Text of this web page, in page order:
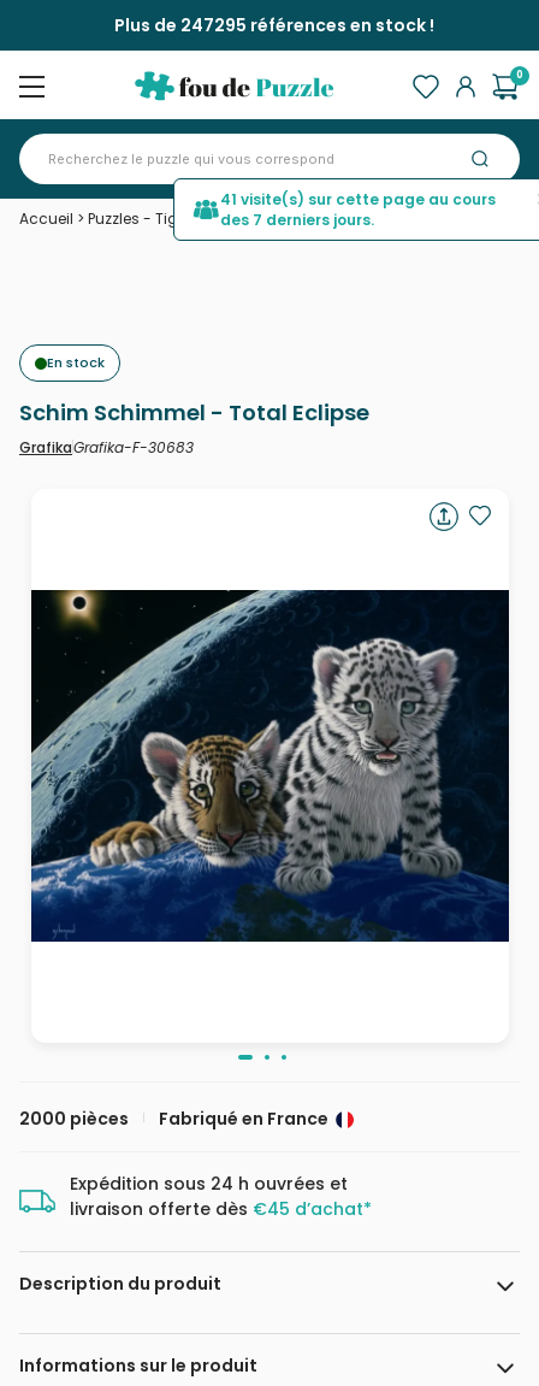
Plus de 247295 références en stock !
0
Accueil > Puzzles - Tigres>Schim Schimmel - Total Eclipse
En stock
Schim Schimmel - Total Eclipse
GrafikaGrafika-F-30683
2000 pièces Fabriqué en France
Expédition sous 24 h ouvrées et
livraison offerte dès €45 d’achat*
Description du produit
Schim Schimmel. www.schimschimmel.com
Informations sur le produit
41 visite(s) sur cette page au cours
des 7 derniers jours.